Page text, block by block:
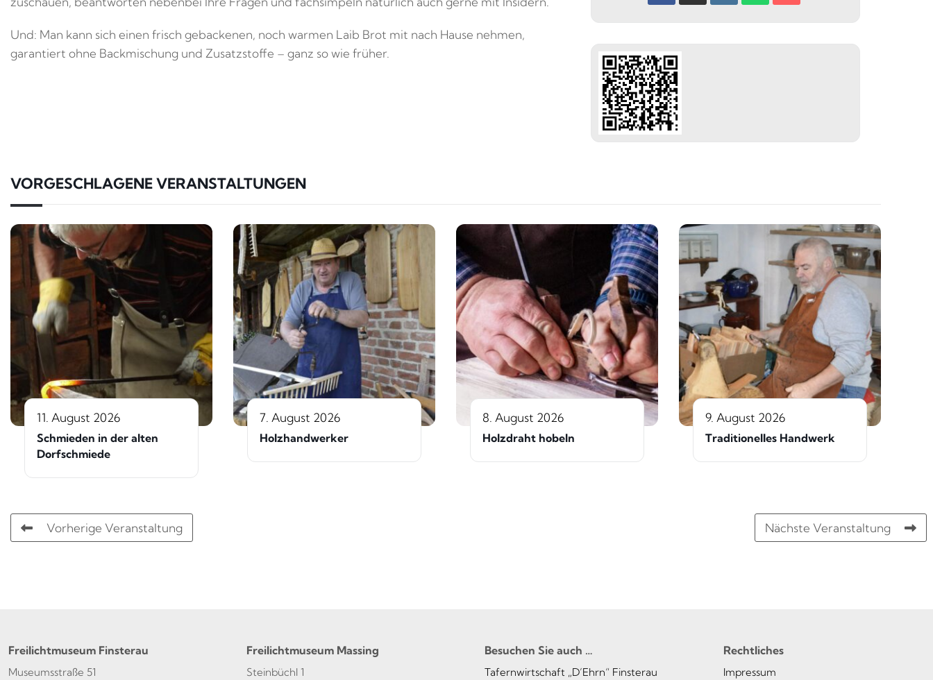
Und: Man kann sich einen frisch gebackenen, noch warmen Laib Brot mit nach Hause nehmen,
garantiert ohne Backmischung und Zusatzstoffe – ganz so wie früher.
VORGESCHLAGENE VERANSTALTUNGEN
11. August 2026
Schmieden in der alten
Dorfschmiede
7. August 2026
Holzhandwerker
8. August 2026
Holzdraht hobeln
9. August 2026
Traditionelles Handwerk
Vorherige Veranstaltung Nächste Veranstaltung
Freilichtmuseum Finsterau
Museumsstraße 51
Freilichtmuseum Massing
Steinbüchl 1
Besuchen Sie auch …
Tafernwirtschaft „D’Ehrn“ Finsterau
Rechtliches
Impressum